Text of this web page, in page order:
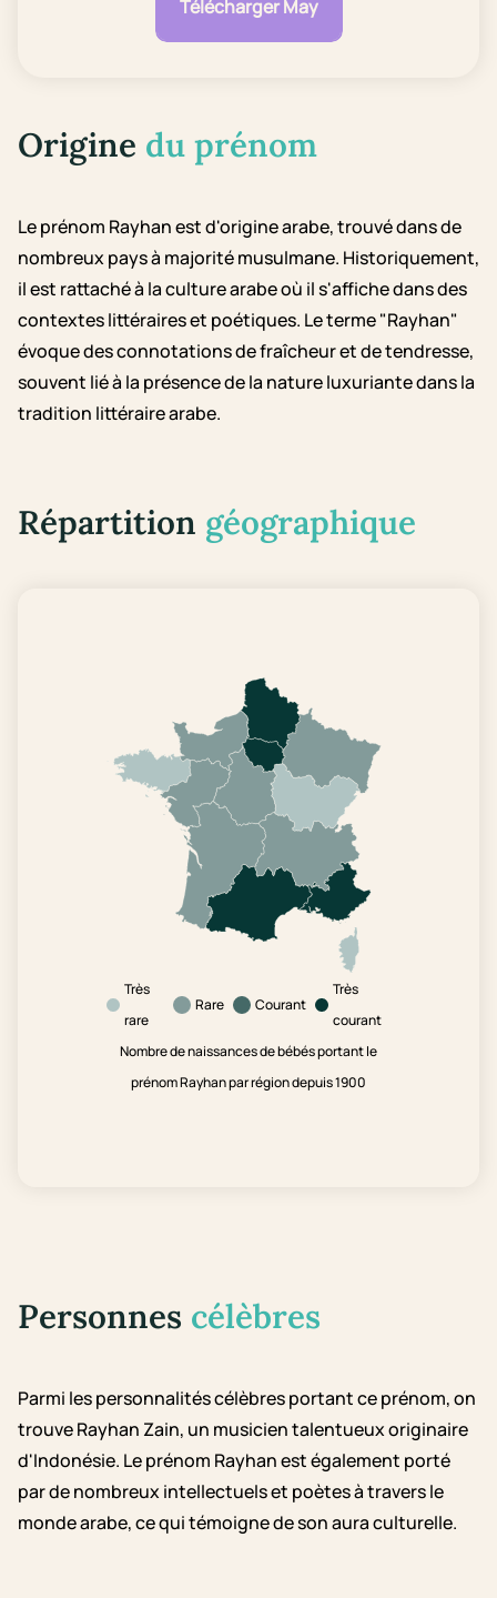
Télécharger May
Origine du prénom
Le prénom Rayhan est d'origine arabe, trouvé dans de
nombreux pays à majorité musulmane. Historiquement,
il est rattaché à la culture arabe où il s'affiche dans des
contextes littéraires et poétiques. Le terme "Rayhan"
évoque des connotations de fraîcheur et de tendresse,
souvent lié à la présence de la nature luxuriante dans la
tradition littéraire arabe.
Répartition géographique
Très
rare
Rare Courant
Très
courant
Nombre de naissances de bébés portant le
prénom Rayhan par région depuis 1900
Personnes célèbres
Parmi les personnalités célèbres portant ce prénom, on
trouve Rayhan Zain, un musicien talentueux originaire
d'Indonésie. Le prénom Rayhan est également porté
par de nombreux intellectuels et poètes à travers le
monde arabe, ce qui témoigne de son aura culturelle.